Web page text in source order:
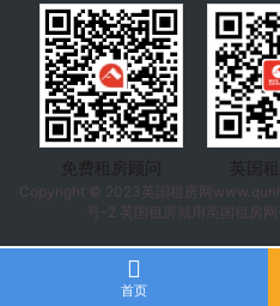
免费租房顾问 英国
Copyright © 2023 英国租房 网
号-2 英国租房就用英国租房
首页